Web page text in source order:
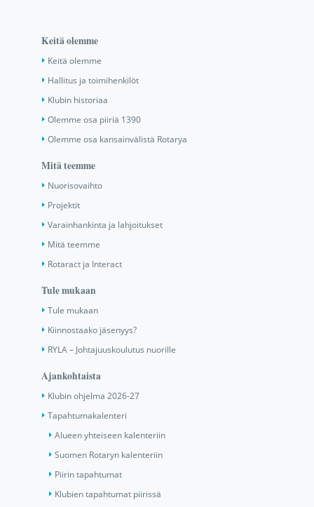
Keitä olemme
Keitä olemme
Hallitus ja toimihenkilöt
Klubin historiaa
Olemme osa piiriä 1390
Olemme osa kansainvälistä Rotarya
Mitä teemme
Nuorisovaihto
Projektit
Varainhankinta ja lahjoitukset
Mitä teemme
Rotaract ja Interact
Tule mukaan
Tule mukaan
Kiinnostaako jäsenyys?
RYLA – Johtajuuskoulutus nuorille
Ajankohtaista
Klubin ohjelma 2026-27
Tapahtumakalenteri
Alueen yhteiseen kalenteriin
Suomen Rotaryn kalenteriin
Piirin tapahtumat
Klubien tapahtumat piirissä